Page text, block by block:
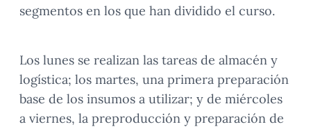
segmentos en los que han dividido el curso.
Los lunes se realizan las tareas de almacén y
logística; los martes, una primera preparación
base de los insumos a utilizar; y de miércoles
a viernes, la preproducción y preparación de